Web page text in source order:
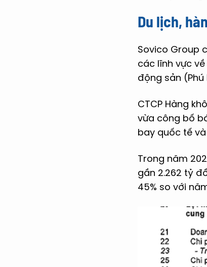
Du lịch,
Sovico Group
các lĩnh vực
động sản
CTCP Hàng
vừa công bố
bay quốc tế
Trong năm
gần 2.262 tỷ
45% so với